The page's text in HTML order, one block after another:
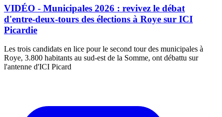
VIDÉO - Municipales 2026 : revivez le débat
d'entre-deux-tours des élections à Roye sur ICI
Picardie
Les trois candidats en lice pour le second tour des municipales à
Roye, 3.800 habitants au sud-est de la Somme, ont débattu sur
l'antenne d'ICI Picard